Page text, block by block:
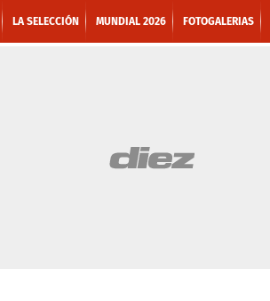
LA SELECCIÓN MUNDIAL 2026 FOTOGALERIAS